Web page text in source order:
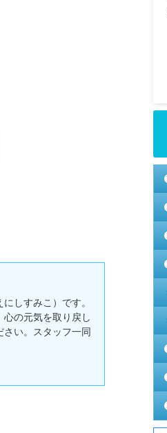
しすみこ）です。
の元気を取り戻し
い。スタッフ一同